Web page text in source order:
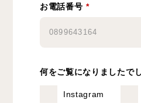
お電話番号 *
何をご覧になりましたで
Instagram